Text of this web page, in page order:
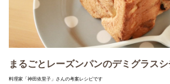
まるごとレーズンパンのデミグラス
料理家「神田依里子」さんの考案レシピです